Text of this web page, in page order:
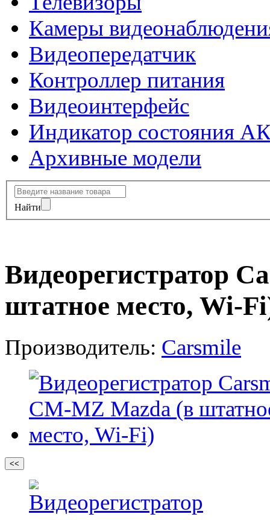
Камеры
Видеопередатчик
Контроллер питания
Видеоинтерфейс
Индикатор состояния
Архивные модели
Найти
Видеорегистратор
штатное место, Wi-
Производитель: Carsmile
<<